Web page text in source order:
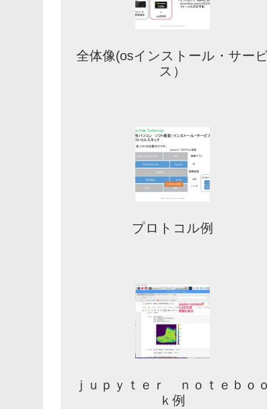
全体像(osインストール・サー
ス）
プロトコル例
ｊｕｐｙｔｅｒ ｎｏｔｅｂｏ
ｋ例